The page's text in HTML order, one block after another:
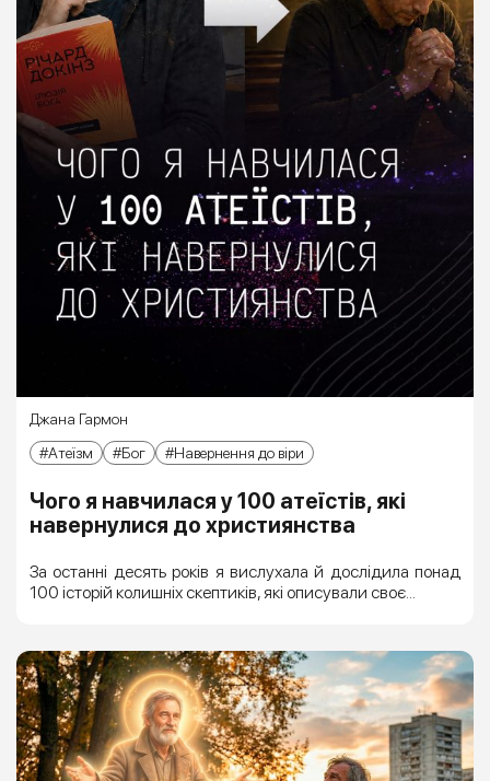
Джана Гармон
Атеїзм
Бог Навернення до віри
Чого я навчилася у 100 атеїстів, які
навернулися до християнства
За останні десять років я вислухала й дослідила понад
100 історій колишніх скептиків, які описували своє...